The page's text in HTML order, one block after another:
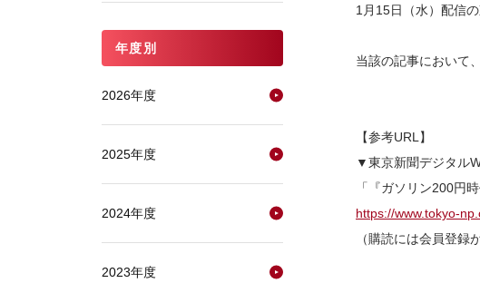
1月15日（水）配信
当該の記事において
【参考URL】
▼東京新聞デジタル
「『ガソリン200円
https://www.tokyo-
（購読には会員登録
年度別
2026年度
2025年度
2024年度
2023年度